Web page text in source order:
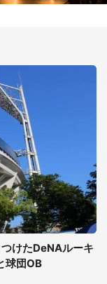
けたDeNAルーキ
球団OB